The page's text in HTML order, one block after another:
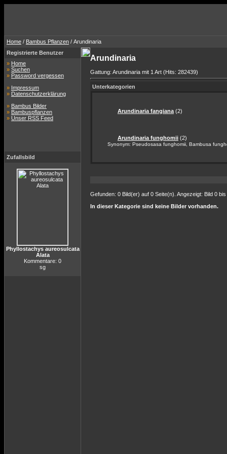
Home / Bambus Pflanzen / Arundinaria
Registrierte Benutzer
» Home
» Suchen
» Password vergessen
» Impressum
» Datenschutzerklärung
» Bambus Bilder
» Bambuspflanzen
» Unser RSS Feed
Zufallsbild
Phyllostachys aureosulcata
Alata
Kommentare: 0
sg
Arundinaria
Gattung: Arundinaria mit 1 Art (Hits: 282439)
Unterkategorien
Arundinaria fangiana (2)
Arundinaria funghomii (2)
Synonym: Pseudosasa funghomii, Bambusa
Gefunden: 0 Bild(er) auf 0 Seite(n). Angezeigt: Bild 0 bis
In dieser Kategorie sind keine Bilder vorhanden.